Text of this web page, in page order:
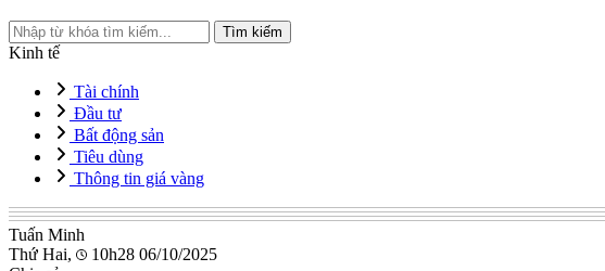
Tìm kiếm
Kinh tế
Tài chính
Đầu tư
Bất động sản
Tiêu dùng
Thông tin giá vàng
Tuấn Minh
Thứ Hai,
10h28 06/10/2025